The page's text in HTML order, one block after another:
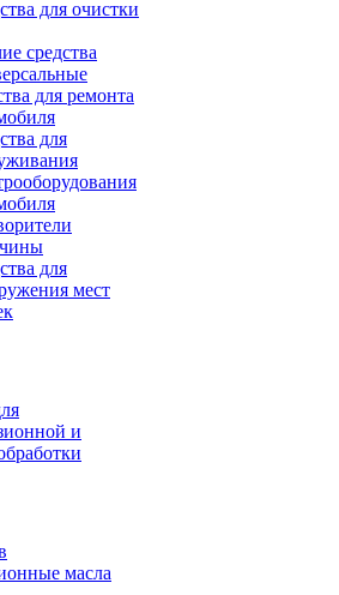
для очистки
средства
для ремонта
для
для
мест
и
масла